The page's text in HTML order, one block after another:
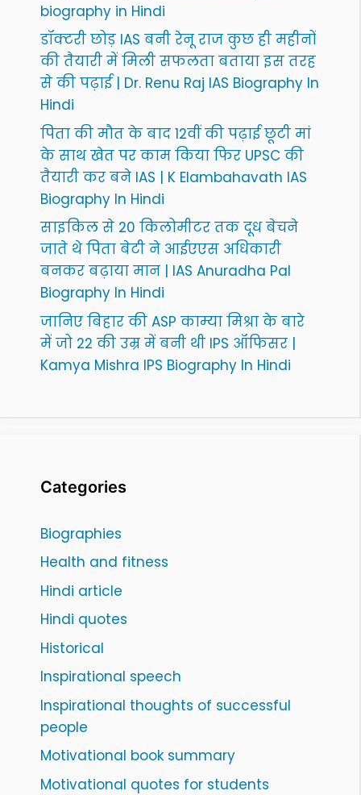
biography in Hindi
डॉक्टरी छोड़ IAS बनी रेनू राज कुछ ही महीनों
की तैयारी में मिली सफलता बताया इस तरह
से की पढ़ाई | Dr. Renu Raj IAS Biography In
Hindi
पिता की मौत के बाद 12वीं की पढ़ाई छूटी मां
के साथ खेत पर काम किया फिर UPSC की
तैयारी कर बने IAS | K Elambahavath IAS
Biography In Hindi
साइकिल से 20 किलोमीटर तक दूध बेचने
जाते थे पिता बेटी ने आईएएस अधिकारी
बनकर बढ़ाया मान | IAS Anuradha Pal
Biography In Hindi
जानिए बिहार की ASP काम्या मिश्रा के बारे
में जो 22 की उम्र में बनी थी IPS ऑफिसर |
Kamya Mishra IPS Biography In Hindi
Categories
Biographies
Health and fitness
Hindi article
Hindi quotes
Historical
Inspirational speech
Inspirational thoughts of successful
people
Motivational book summary
Motivational quotes for students